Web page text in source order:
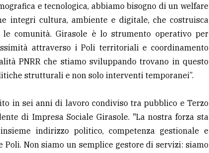
e tecnologica, abbiamo bisogno di un welfare
integri cultura, ambiente e digitale, che costruisca
comunità. Girasole è lo strumento operativo per
attraverso i Poli territoriali e coordinamento
PNRR che stiamo sviluppando trovano in questo
strutturali e non solo interventi temporanei”.
in sei anni di lavoro condiviso tra pubblico e Terzo
di Impresa Sociale Girasole. "La nostra forza sta
indirizzo politico, competenza gestionale e
Non siamo un semplice gestore di servizi: siamo